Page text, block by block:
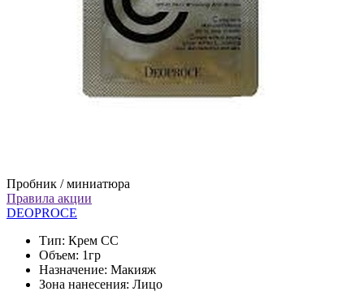
Пробник / миниатюра
Правила акции
DEOPROCE
Тип: Крем СС
Объем: 1гр
Назначение: Макияж
Зона нанесения: Лицо